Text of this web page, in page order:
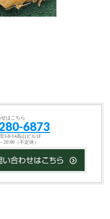
はこちら
6873
3-8-14高山ビル1F
20:00（不定休）